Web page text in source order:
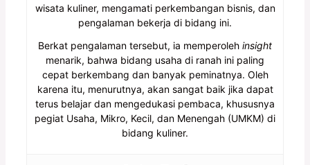
wisata kuliner, mengamati perkembangan bisnis, dan
pengalaman bekerja di bidang ini.
Berkat pengalaman tersebut, ia memperoleh insight
menarik, bahwa bidang usaha di ranah ini paling
cepat berkembang dan banyak peminatnya. Oleh
karena itu, menurutnya, akan sangat baik jika dapat
terus belajar dan mengedukasi pembaca, khususnya
pegiat Usaha, Mikro, Kecil, dan Menengah (UMKM) di
bidang kuliner.